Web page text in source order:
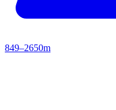
849–2650m